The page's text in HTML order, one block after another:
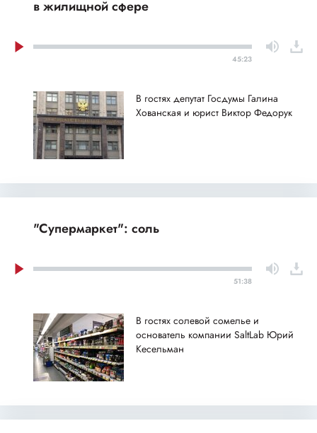
в жилищной сфере
45:23
В гостях депутат Госдумы Галина
Хованская и юрист Виктор Федорук
"Супермаркет": соль
51:38
В гостях солевой сомелье и
основатель компании SaltLab Юрий
Кесельман